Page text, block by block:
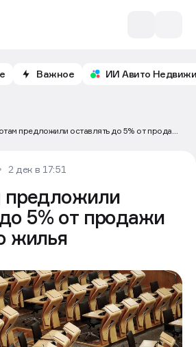
Важное ИИ Авито
предложили оставлять до 5% от продажи
2 дек в 17:51
предложили
5% от продажи
жилья